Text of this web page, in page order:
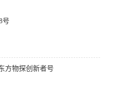
号
方物探创新者号